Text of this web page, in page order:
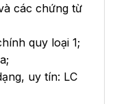
các chứng từ
quy loại 1;
uy tín: LC